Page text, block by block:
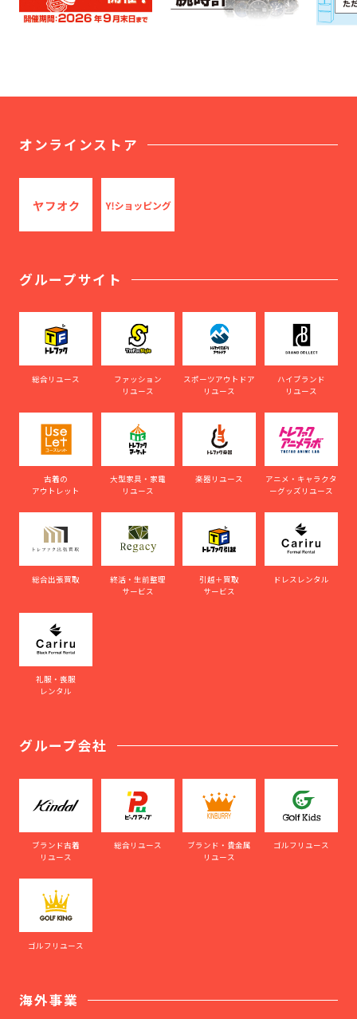
オンラインストア
グループサイト
総合リユース
ファッション
リユース
スポーツアウトドア
リユース
ハイブランド
リユース
古着の
アウトレット
大型家具・家電
リユース
楽器リユース
アニメ・キャラクタ
ーグッズリユース
総合出張買取
終活・生前整理
サービス
引越＋買取
サービス
ドレスレンタル
礼服・喪服
レンタル
グループ会社
ブランド古着
リユース
総合リユース
ブランド・貴金属
リユース
ゴルフリユース
ゴルフリユース
海外事業